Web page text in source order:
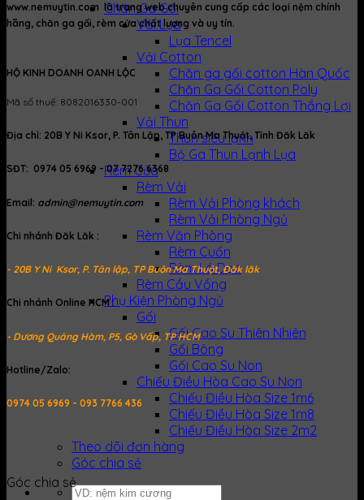
Chăn Ga Gối
Vải Lụa
Lụa Tencel
Vải Cotton
Chăn ga gối cotton Hàn Quốc
Chăn Ga Gối Cotton Poly
Chăn Ga Gối Cotton Thắng Lợi
Vải Thun
Thun siêu lạnh
Bộ Ga Thun Lạnh Lụa
Rèm Cửa
Rèm Vải
Rèm Vải Phòng khách
Rèm Vải Phòng Ngủ
Rèm Văn Phòng
Rèm Cuốn
Rèm Lá Dọc
Rèm Cầu Vồng
Phụ Kiện Phòng Ngủ
Gối
Gối Cao Su Thiên Nhiên
Gối Bông
Gối Cao Su Non
Chiếu Điều Hòa Cao Su Non
Chiếu Điều Hòa Size 1m6
Chiếu Điều Hòa Size 1m8
Chiếu Điều Hòa Size 2m2
Theo dõi đơn hàng
Góc chia sẻ
Tìm
www.nemuytin.com là trang web chuyên cung cấp các loại nệm chính
hãng, chăn ga gối, rèm cửa chất lượng và uy tín.
HỘ KINH DOANH OANH LỘC
Mã số thuế: 8082016330-001
Địa chỉ: 20B Y Ni Ksor, P. Tân Lập, TP Buôn Ma Thuột, Tỉnh Đăk Lăk
SĐT: 0974 05 6969 - 07 7276 6368
Email: admin@nemuytin.com
Chi nhánh Đăk Lăk :
- 20B Y Ni Ksor, P. Tân lập, TP Buôn Ma Thuột, Đăk lăk
Chi nhánh Online HCM :
- Dương Quảng Hàm, P5, Gò Vấp, TP HCM
Hotline/Zalo:
0974 05 6969 - 093 7766 436
Góc chia sẻ